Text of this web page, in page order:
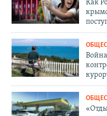
Как